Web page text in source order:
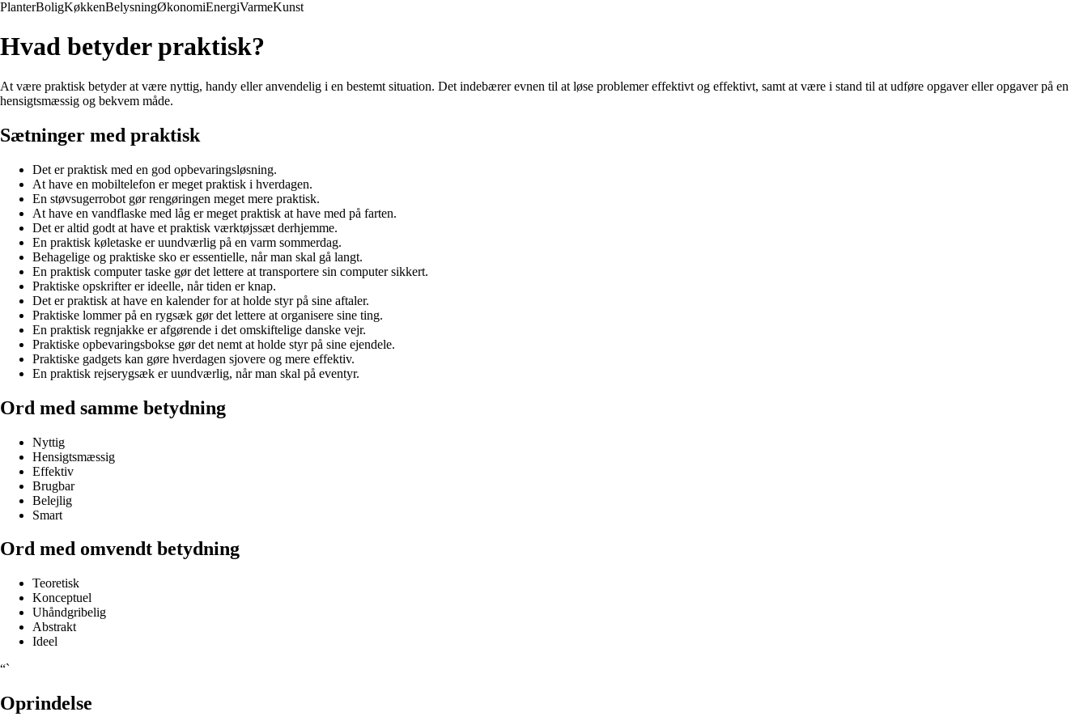
PlanterBoligKøkkenBelysningØkonomiEnergiVarmeKunst
Hvad betyder praktisk?
At være praktisk betyder at være nyttig, handy eller anvendelig i en bestemt situation. Det indebærer evnen til at løse problemer effektivt og effektivt, samt at være i stand til at udføre opgaver eller opgaver på en
hensigtsmæssig og bekvem måde.
Sætninger med praktisk
Det er praktisk med en god opbevaringsløsning.
At have en mobiltelefon er meget praktisk i hverdagen.
En støvsugerrobot gør rengøringen meget mere praktisk.
At have en vandflaske med låg er meget praktisk at have med på farten.
Det er altid godt at have et praktisk værktøjssæt derhjemme.
En praktisk køletaske er uundværlig på en varm sommerdag.
Behagelige og praktiske sko er essentielle, når man skal gå langt.
En praktisk computer taske gør det lettere at transportere sin computer sikkert.
Praktiske opskrifter er ideelle, når tiden er knap.
Det er praktisk at have en kalender for at holde styr på sine aftaler.
Praktiske lommer på en rygsæk gør det lettere at organisere sine ting.
En praktisk regnjakke er afgørende i det omskiftelige danske vejr.
Praktiske opbevaringsbokse gør det nemt at holde styr på sine ejendele.
Praktiske gadgets kan gøre hverdagen sjovere og mere effektiv.
En praktisk rejserygsæk er uundværlig, når man skal på eventyr.
Ord med samme betydning
Nyttig
Hensigtsmæssig
Effektiv
Brugbar
Belejlig
Smart
Ord med omvendt betydning
Teoretisk
Konceptuel
Uhåndgribelig
Abstrakt
Ideel
“`
Oprindelse